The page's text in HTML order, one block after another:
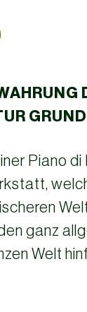
Piano
ganz
Welt